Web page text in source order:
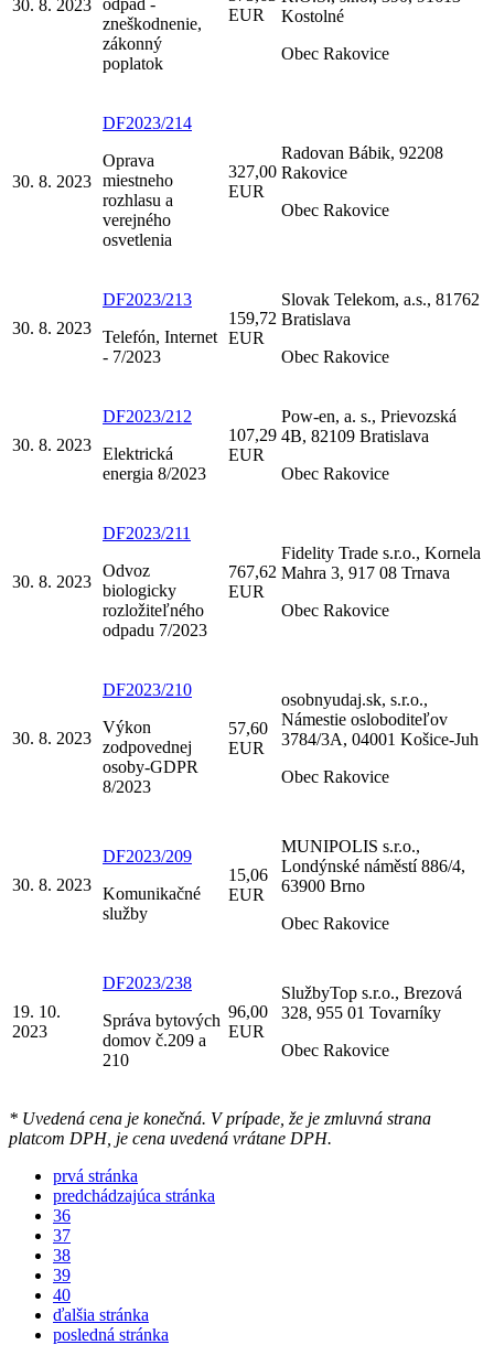
30. 8. 2023
zneškodnenie,
zákonný
poplatok
EUR
Kostolné
Obec Rakovice
30. 8. 2023
DF2023/214
Oprava
miestneho
rozhlasu a
verejného
osvetlenia
327,00
EUR
Radovan Bábik, 92208
Rakovice
Obec Rakovice
30. 8. 2023
DF2023/213
Telefón, Internet
- 7/2023
159,72
EUR
Slovak Telekom, a.s., 81762
Bratislava
Obec Rakovice
30. 8. 2023
DF2023/212
Elektrická
energia 8/2023
107,29
EUR
Pow-en, a. s., Prievozská
4B, 82109 Bratislava
Obec Rakovice
30. 8. 2023
DF2023/211
Odvoz
biologicky
rozložiteľného
odpadu 7/2023
767,62
EUR
Fidelity Trade s.r.o., Kornela
Mahra 3, 917 08 Trnava
Obec Rakovice
30. 8. 2023
DF2023/210
Výkon
zodpovednej
osoby-GDPR
8/2023
57,60
EUR
osobnyudaj.sk, s.r.o.,
Námestie osloboditeľov
3784/3A, 04001 Košice-Juh
Obec Rakovice
30. 8. 2023
DF2023/209
Komunikačné
služby
15,06
EUR
MUNIPOLIS s.r.o.,
Londýnské náměstí 886/4,
63900 Brno
Obec Rakovice
19. 10.
2023
DF2023/238
Správa bytových
domov č.209 a
210
96,00
EUR
SlužbyTop s.r.o., Brezová
328, 955 01 Tovarníky
Obec Rakovice
* Uvedená cena je konečná. V prípade, že je zmluvná strana
platcom DPH, je cena uvedená vrátane DPH.
prvá stránka
predchádzajúca stránka
36
37
38
39
40
ďalšia stránka
posledná stránka